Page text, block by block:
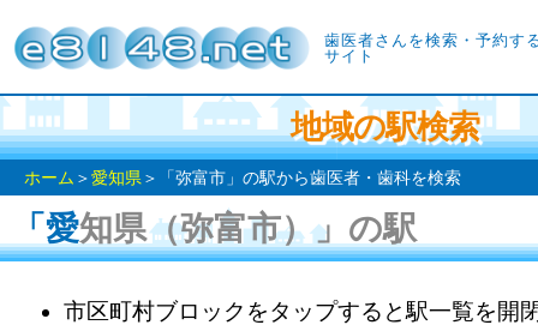
歯医者さんを検索・予約す
サイト
地域の駅検索
ホーム ＞愛知県 ＞「弥富市」の駅から歯医者・歯科を検索
「愛知県（弥富市）」の駅
市区町村ブロックをタップすると駅一覧を開